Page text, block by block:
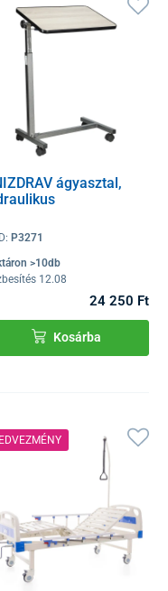
ágyasztal,
P3271
>10db
12.08
24 250 Ft
Kosárba